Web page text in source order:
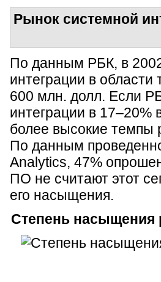
Рынок системной
По данным РБК, в 2002
интеграции в
600 млн. долл. Если
интеграции в 17–20%
более высокие темпы
По данным
Analytics, 47%
ПО не считают этот
его насыщения.
Степень насыщения